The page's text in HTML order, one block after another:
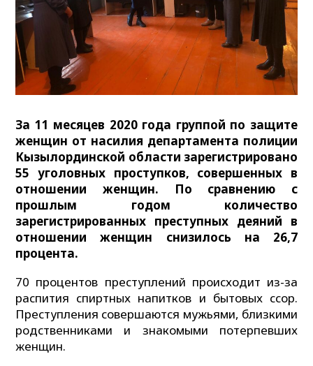
За 11 месяцев 2020 года группой по защите
женщин от насилия департамента полиции
Кызылординской области зарегистрировано
55 уголовных проступков, совершенных в
отношении женщин. По сравнению с
прошлым годом количество
зарегистрированных преступных деяний в
отношении женщин снизилось на 26,7
процента.
70 процентов преступлений происходит из-за
распития спиртных напитков и бытовых ссор.
Преступления совершаются мужьями, близкими
родственниками и знакомыми потерпевших
женщин.